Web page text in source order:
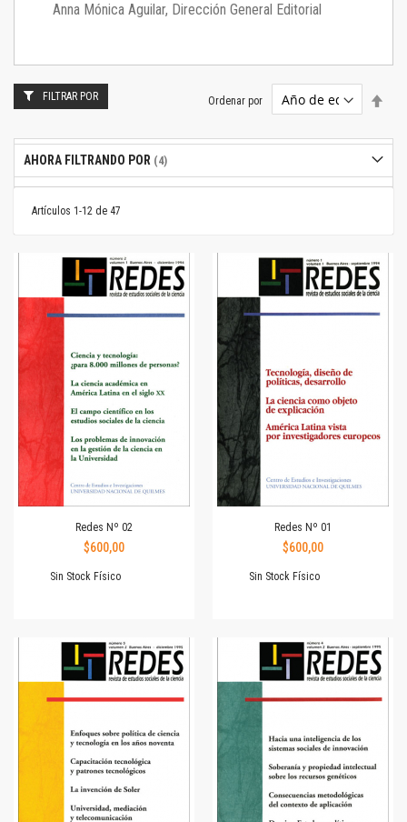
Anna Mónica Aguilar, Dirección General Editorial
Artículos 1-12 de 47
Ordenar por
Redes Nº 02
$600,00
Sin Stock Físico
Redes Nº 01
$600,00
Sin Stock Físico
FILTRAR POR
AHORA FILTRANDO POR